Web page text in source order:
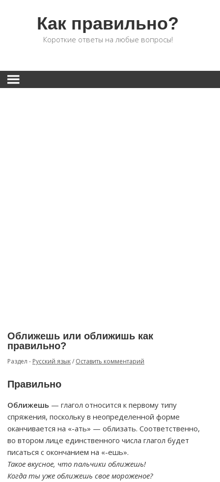
Как правильно?
Короткие ответы на любые вопросы!
Оближешь или оближишь как
правильно?
Раздел - Русский язык/ Оставить комментарий
Правильно
Оближешь — глагол относится к первому типу
спряжения, поскольку в неопределенной форме
оканчивается на «-ать» — облизать. Соответственно,
во втором лице единственного числа глагол будет
писаться с окончанием на «-ешь».
Такое вкусное, что пальчики оближешь!
Когда ты уже оближешь свое мороженое?